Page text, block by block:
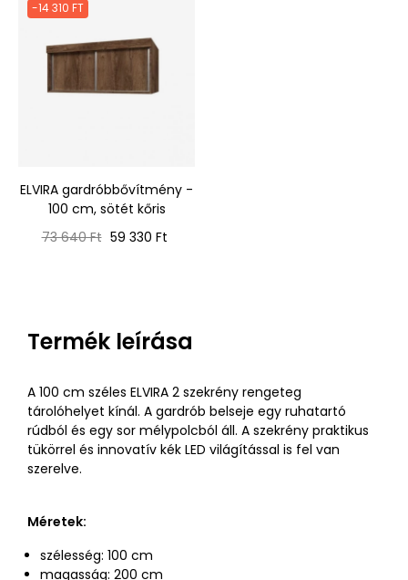
-14 310 FT
ELVIRA gardróbbővítmény -
100 cm, sötét kőris
Normál
73 640 Ft Ár
59 330 Ft
Termék leírása
A 100 cm széles ELVIRA 2 szekrény rengeteg
tárolóhelyet kínál. A gardrób belseje egy ruhatartó
rúdból és egy sor mélypolcból áll. A szekrény praktikus
tükörrel és innovatív kék LED világítással is fel van
szerelve.
Méretek:
szélesség: 100 cm
magasság: 200 cm